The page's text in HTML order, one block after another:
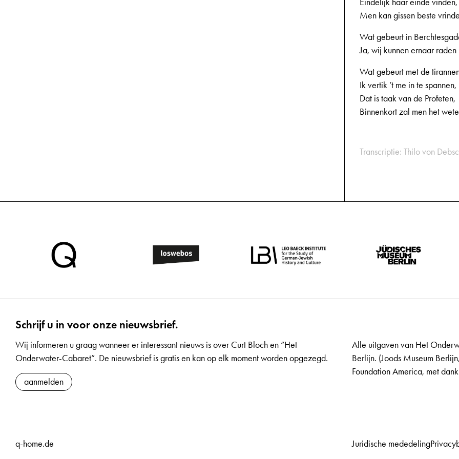
Men kan gissen beste
Wat gebeurt in
Ja, wij kunnen ernaar raden
Wat gebeurt met de
Ik vertik ’t me in te spannen,
Dat is taak van de Profeten,
Binnenkort zal men het
Transcriptie: Thilo von
Schrijf u in voor onze nieuwsbrief.
Wij informeren u graag wanneer er interessant nieuws is over Curt Bloch en “Het
Onderwater-Cabaret”. De nieuwsbrief is gratis en kan op elk moment worden opgezegd.
aanmelden
Alle uitgaven van Het
Berlijn. (Joods Museum
Foundation America, met
q-home.de Juridische mededeling